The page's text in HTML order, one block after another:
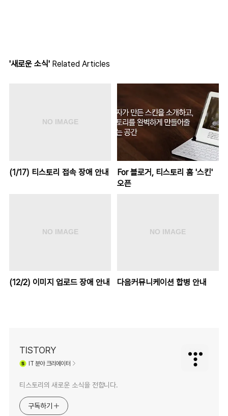
'새로운 소식' Related Articles
(1/17) 티스토리 접속 장애 안내
For 블로거, 티스토리 홈 '스킨'
오픈
(12/2) 이미지 업로드 장애 안내 다음커뮤니케이션 합병 안내
TISTORY
IT 분야 크리에이터
티스토리의 새로운 소식을 전합니다.
구독하기